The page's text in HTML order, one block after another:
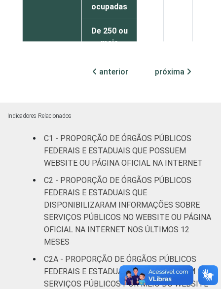
ocupadas
De 250 ou
mais
ocupadas
página oficial na Internet. Respostas
entre outubro e dezembro de 2013.
Fonte: NIC.br - out/2013 a dez/2013
anterior próxima
Indicadores Relacionados
C1 - PROPORÇÃO DE ÓRGÃOS PÚBLICOS
FEDERAIS E ESTADUAIS QUE POSSUEM
WEBSITE OU PÁGINA OFICIAL NA INTERNET
C2 - PROPORÇÃO DE ÓRGÃOS PÚBLICOS
FEDERAIS E ESTADUAIS QUE
DISPONIBILIZARAM INFORMAÇÕES SOBRE
SERVIÇOS PÚBLICOS NO WEBSITE OU PÁGINA
OFICIAL NA INTERNET NOS ÚLTIMOS 12
MESES
C2A - PROPORÇÃO DE ÓRGÃOS PÚBLICOS
FEDERAIS E ESTADUAIS QUE PRESTARAM
SERVIÇOS PÚBLICOS POR MEIO DO WEBSITE